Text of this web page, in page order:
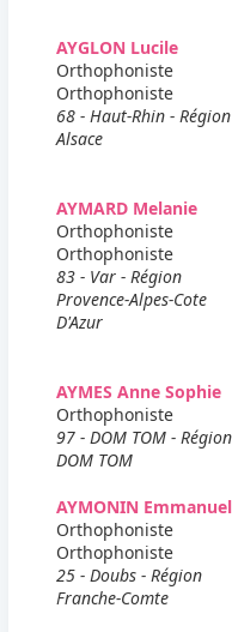
AYGLON Lucile
Orthophoniste
Orthophoniste
68 - Haut-Rhin - Région
Alsace
AYMARD Melanie
Orthophoniste
Orthophoniste
83 - Var - Région
Provence-Alpes-Cote
D'Azur
AYMES Anne Sophie
Orthophoniste
97 - DOM TOM - Région
DOM TOM
AYMONIN
Orthophoniste
Orthophoniste
25 - Doubs - Région
Franche-Comte